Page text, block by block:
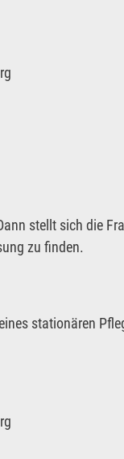
stellt sich die
zu finden.
stationären